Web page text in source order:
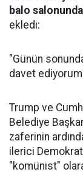
balo
ekledi:
"Günün
davet
Trump ve
Belediye
zaferinin
ilerici
"komünist"